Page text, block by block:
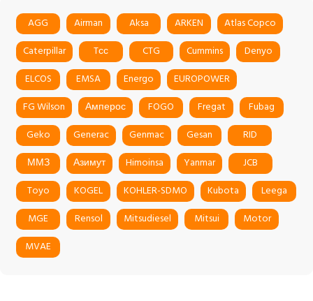
AGG Airman Aksa ARKEN
Atlas Copco
Caterpillar
Tсс CTG Cummins
Denyo
ELCOS
EMSA Energo
EUROPOWER
FG Wilson
Амперос FOGO Fregat
Fubag
Geko
Generac Genmac Gesan
RID
ММЗ
Азимут Himoinsa Yanmar
JCB
Toyo
KOGEL KOHLER-SDMO Kubota
Leega
MGE
Rensol Mitsudiesel Mitsui
Motor
MVAE